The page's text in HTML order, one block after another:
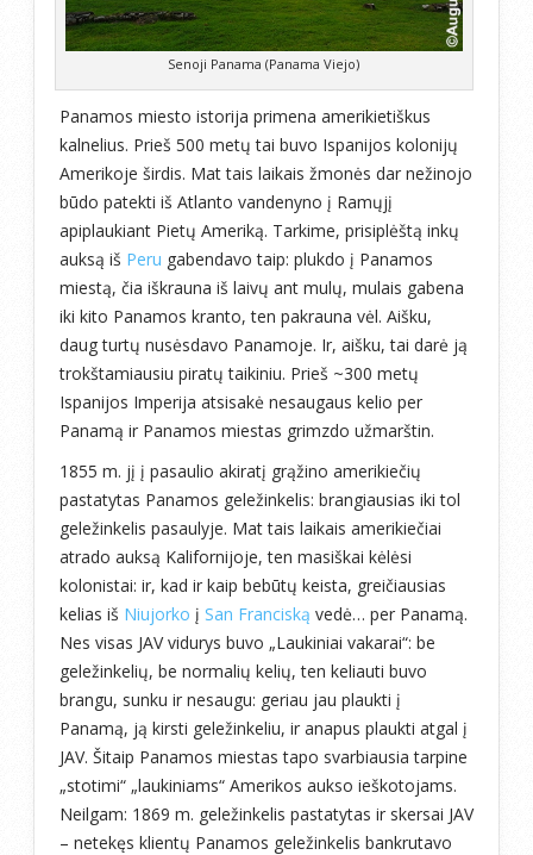
Senoji Panama (Panama Viejo)
Panamos miesto istorija primena amerikietiškus
kalnelius. Prieš 500 metų tai buvo Ispanijos kolonijų
Amerikoje širdis. Mat tais laikais žmonės dar nežinojo
būdo patekti iš Atlanto vandenyno į Ramųjį
apiplaukiant Pietų Ameriką. Tarkime, prisiplėštą inkų
auksą iš Peru gabendavo taip: plukdo į Panamos
miestą, čia iškrauna iš laivų ant mulų, mulais gabena
iki kito Panamos kranto, ten pakrauna vėl. Aišku,
daug turtų nusėsdavo Panamoje. Ir, aišku, tai darė ją
trokštamiausiu piratų taikiniu. Prieš ~300 metų
Ispanijos Imperija atsisakė nesaugaus kelio per
Panamą ir Panamos miestas grimzdo užmarštin.
1855 m. jį į pasaulio akiratį grąžino amerikiečių
pastatytas Panamos geležinkelis: brangiausias iki tol
geležinkelis pasaulyje. Mat tais laikais amerikiečiai
atrado auksą Kalifornijoje, ten masiškai kėlėsi
kolonistai: ir, kad ir kaip bebūtų keista, greičiausias
kelias iš Niujorko į San Franciską vedė… per Panamą.
Nes visas JAV vidurys buvo „Laukiniai vakarai“: be
geležinkelių, be normalių kelių, ten keliauti buvo
brangu, sunku ir nesaugu: geriau jau plaukti į
Panamą, ją kirsti geležinkeliu, ir anapus plaukti atgal į
JAV. Šitaip Panamos miestas tapo svarbiausia tarpine
„stotimi“ „laukiniams“ Amerikos aukso ieškotojams.
Neilgam: 1869 m. geležinkelis pastatytas ir skersai JAV
– netekęs klientų Panamos geležinkelis bankrutavo